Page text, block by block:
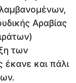
Αραβίας
των
έκανε και πάλι